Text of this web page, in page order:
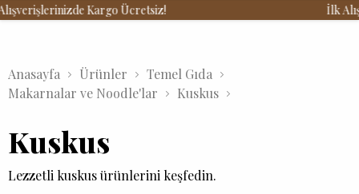
Kargo Ücretsiz! İlk
Anasayfa Ürünler
Temel Gıda
Makarnalar ve Noodle'lar
Kuskus
Kuskus
Lezzetli kuskus ürünlerini keşfedin.